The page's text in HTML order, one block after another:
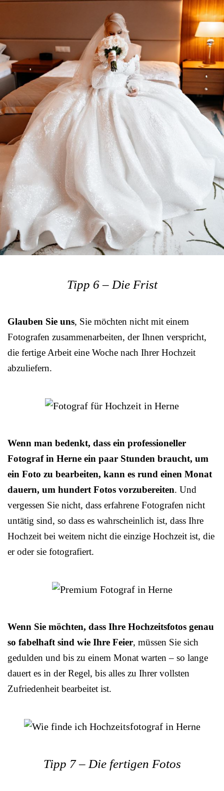
Tipp 6 – Die Frist
Glauben Sie uns, Sie möchten nicht mit einem
Fotografen zusammenarbeiten, der Ihnen verspricht,
die fertige Arbeit eine Woche nach Ihrer Hochzeit
abzuliefern.
Wenn man bedenkt, dass ein professioneller
Fotograf in Herne ein paar Stunden braucht, um
ein Foto zu bearbeiten, kann es rund einen Monat
dauern, um hundert Fotos vorzubereiten. Und
vergessen Sie nicht, dass erfahrene Fotografen nicht
untätig sind, so dass es wahrscheinlich ist, dass Ihre
Hochzeit bei weitem nicht die einzige Hochzeit ist, die
er oder sie fotografiert.
Wenn Sie möchten, dass Ihre Hochzeitsfotos genau
so fabelhaft sind wie Ihre Feier, müssen Sie sich
gedulden und bis zu einem Monat warten – so lange
dauert es in der Regel, bis alles zu Ihrer vollsten
Zufriedenheit bearbeitet ist.
Tipp 7 – Die fertigen Fotos